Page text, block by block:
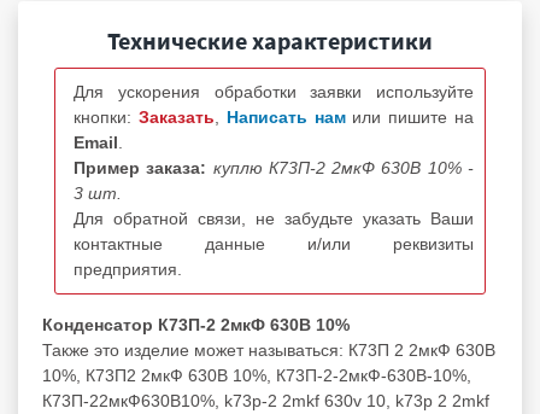
Технические характеристики
Для ускорения обработки заявки используйте
кнопки: Заказать Написать нам или пишите на
Email
Пример заказа: куплю К73П-2 2мкФ 630В 10% -
3 шт.
Для обратной связи, не забудьте указать Ваши
контактные данные и/или реквизиты
предприятия.
Конденсатор К73П-2 2мкФ 630В 10%
Также это изделие может называться: К73П 2 2мкФ 630В
10%, К73П2 2мкФ 630В 10%, К73П-2-2мкФ-630В-10%,
К73П-22мкФ630В10%, k73p-2 2mkf 630v 10, k73p 2 2mkf